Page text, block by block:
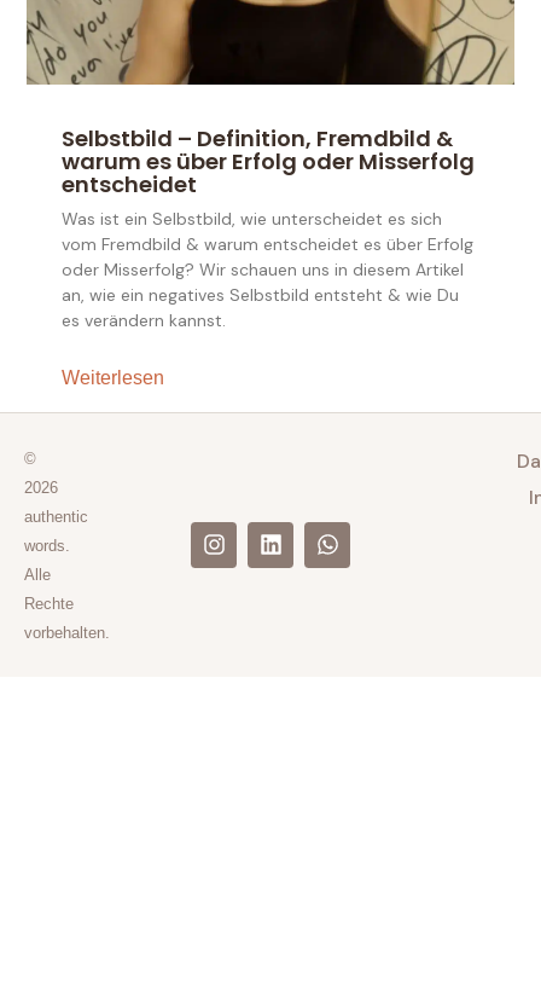
Selbstbild – Definition, Fremdbild &
warum es über Erfolg oder Misserfolg
entscheidet
Was ist ein Selbstbild, wie unterscheidet es sich
vom Fremdbild & warum entscheidet es über Erfolg
oder Misserfolg? Wir schauen uns in diesem Artikel
an, wie ein negatives Selbstbild entsteht & wie Du
es verändern kannst.
Weiterlesen
©
2026
authentic
words.
Alle
Rechte
vorbehalten.